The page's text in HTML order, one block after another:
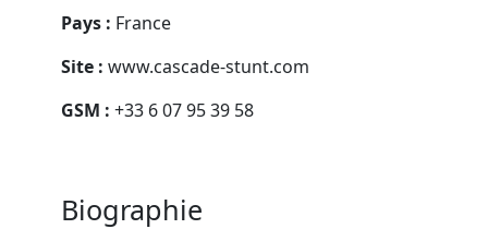
Pays : France
Site : www.cascade-stunt.com
GSM : +33 6 07 95 39 58
Biographie